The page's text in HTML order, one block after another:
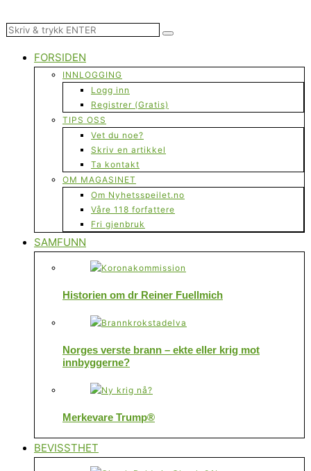
FORSIDEN
INNLOGGING
Logg inn
Registrer (Gratis)
TIPS OSS
Vet du noe?
Skriv en artikkel
Ta kontakt
OM MAGASINET
Om Nyhetsspeilet.no
Våre 118 forfattere
Fri gjenbruk
SAMFUNN
Historien om dr Reiner Fuellmich
Norges verste brann – ekte eller krig mot
innbyggerne?
Merkevare Trump®
BEVISSTHET